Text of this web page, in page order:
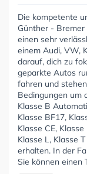
Die kompetente
Günther -
einen sehr
einem Audi, VW,
darauf, dich zu
geparkte Autos
fahren und
Bedingungen um
Klasse B
Klasse BF17,
Klasse CE,
Klasse L, Klasse
erhalten. In der
Sie können einen